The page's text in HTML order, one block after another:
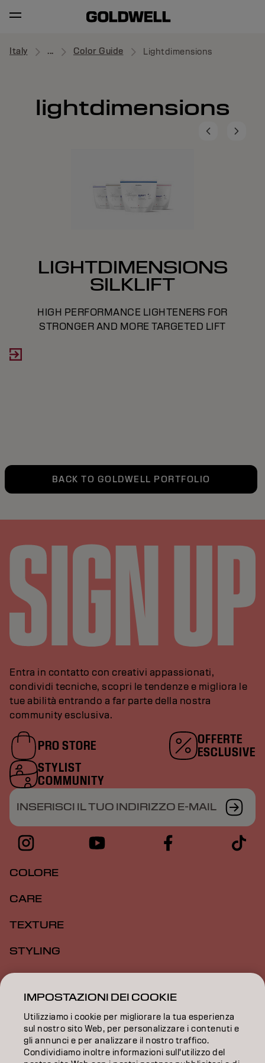
Italy ... Color Guide Lightdimensions
lightdimensions
LIGHTDIMENSIONS
SILKLIFT
HIGH PERFORMANCE LIGHTENERS FOR
STRONGER AND MORE TARGETED LIFT
BACK TO GOLDWELL PORTFOLIO
Entra in contatto con creativi appassionati,
condividi tecniche, scopri le tendenze e migliora le
tue abilità entrando a far parte della nostra
community esclusiva.
PRO STORE
OFFERTE
ESCLUSIVE
STYLIST
COMMUNITY
INSERISCI IL TUO INDIRIZZO E-MAIL
COLORE
CARE
TEXTURE
STYLING
ISPIRAZIONE
FORMAZIONE
INFORMAZIONI
SALON FINDER
IMPOSTAZIONI DEI COOKIE
Utilizziamo i cookie per migliorare la tua esperienza
sul nostro sito Web, per personalizzare i contenuti e
gli annunci e per analizzare il nostro traffico.
Condividiamo inoltre informazioni sull'utilizzo del